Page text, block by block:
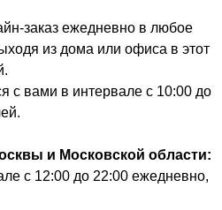
заказ ежедневно в любое
из дома или офиса в этот
с вами в интервале с 10:00 до
и Московской области:
с 12:00 до 22:00 ежедневно,